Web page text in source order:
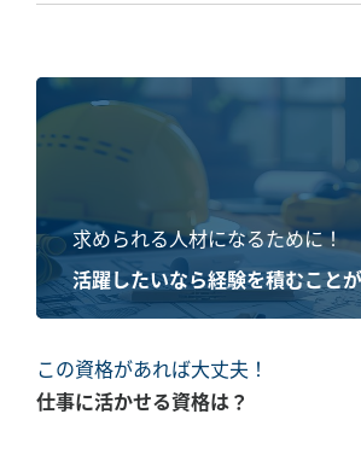
求められる人材になるために！
活躍したいなら経験を積むこと
この資格があれば大丈夫！
仕事に活かせる資格は？